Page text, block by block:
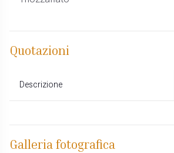
Quotazioni
Descrizione
Galleria fotografica